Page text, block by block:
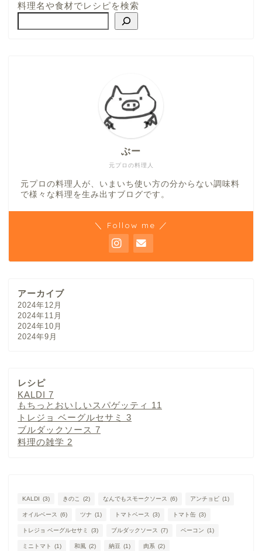
料理名や食材でレシピを検索
元プロの料理人
ぶー
元プロの料理人が、いまいち使い方の分からない調味料
で様々な料理を生み出すブログです。
＼ Follow me ／
アーカイブ
2024年12月
2024年11月
2024年10月
2024年9月
レシピ
KALDI 7
もちっとおいしいスパゲッティ 11
トレジョ ベーグルセサミ 3
ブルダックソース 7
料理の雑学 2
KALDI (3) きのこ (2) なんでもスモークソース (6) アンチョビ (1)
オイルベース (6) ツナ (1) トマトベース (3) トマト缶 (3)
トレジョ ベーグルセサミ (3) ブルダックソース (7) ベーコン (1)
ミニトマト (1) 和風 (2) 納豆 (1) 肉系 (2)